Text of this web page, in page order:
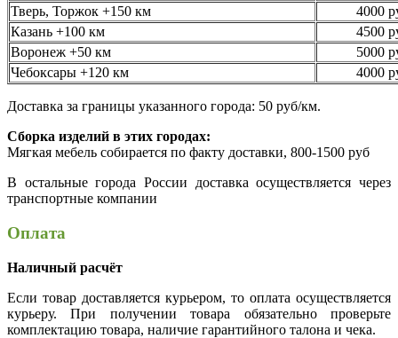
Тверь, Торжок +150 км
4000
Казань +100 км
4500
Воронеж +50 км
5000
Чебоксары +120 км
4000
Доставка за границы указанного города: 50 руб/км.
Сборка изделий в этих городах:
Мягкая мебель собирается по факту доставки, 800-1500 руб
В остальные города России доставка осуществляется через
транспортные компании
Оплата
Наличный расчёт
Если товар доставляется курьером, то оплата осуществляется
курьеру. При получении товара обязательно проверьте
комплектацию товара, наличие гарантийного талона и чека.